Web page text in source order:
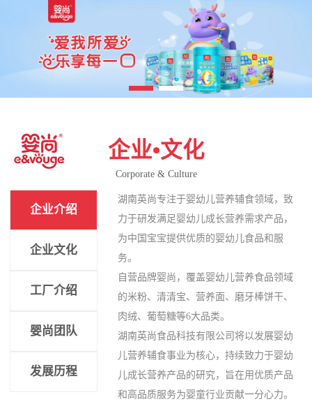
企业•文化
Corporate & Culture
企业介绍
企业文化
工厂介绍
婴尚团队
发展历程
湖南英尚专注于婴幼儿营养辅食领域，致
力于研发满足婴幼儿成长营养需求产品，
为中国宝宝提供优质的婴幼儿食品和服
务。
自营品牌婴尚，覆盖婴幼儿营养食品领域
的米粉、清清宝、营养面、磨牙棒饼干、
肉绒、葡萄糖等6大品类。
湖南英尚食品科技有限公司将以发展婴幼
儿营养辅食事业为核心，持续致力于婴幼
儿成长营养产品的研究，旨在用优质产品
和高品质服务为婴童行业贡献一分心力。